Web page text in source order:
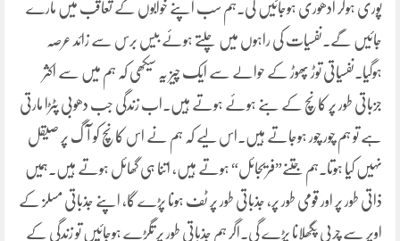
پوری ہوکر ادھوری ہوجائیں گی۔ہم سب اپنے خوابوں کے تعاقب میں مارے
جائیں گے۔نفسیات کی راہوں میں چلتے ہوئے بیس برس سے زائد عرصہ
ہوگیا۔نفسیاتی توڑ پھوڑ کے حوالے سے ایک چیز یہ سیکھی کہ ہم میں سے اکثر
جزباتی طور پر کانچ کے بنے ہوئے ہوتے ہیں۔اب زندگی جب دھوبی پٹڑا مارتی
ہے تو ہم چور چور ہوجاتے ہیں۔اس لیے کہ ہم نے اس کانچ کو آگ پر صیقل
نہیں کیا ہوتا۔ہم جتنے”فریجائل“ ہوتے ہیں، اتنا ہی گھائل ہوتے ہیں۔ہمیں
ذاتی طور پر اور قومی طور پر، جذباتی طور پر ٹف ہونا پڑے گا، اپنے جذباتی مسلز کے
اوپر سے چربی پگھلانا پڑے گی۔اگر ہم جذباتی طور پر تگڑے ہوجائیں تو زندگی کے